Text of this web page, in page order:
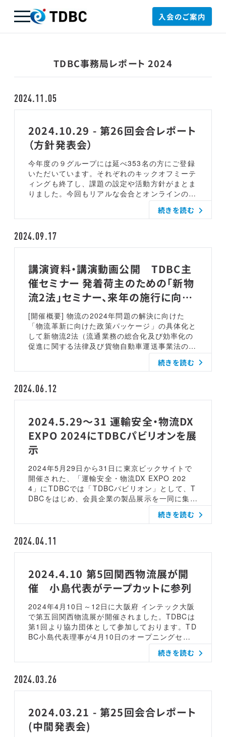
TDBC 入会のご案内
TDBC事務局レポート 2024
2024.11.05
2024.10.29 - 第26回会合レポート
（方針発表会）
今年度の９グループには延べ353名の方にご登録
いただいています。それぞれのキックオフミーテ
ィングも終了し、課題の設定や活動方針がまとま
りました。今回もリアルな会合とオンラインのハ
イブリッド開催で、『WG方針発表会』 として開
催し各グループからその内容を発表頂きました。
新しい未来への挑戦」として現在準備中です。今
政からの最新情報～改正物流二法の概要と対策」
と題して行政の動向と事業者として取り組むべき
行動についてお話をいただきました。あわせて新
規入会の会員からのご挨拶をいただきました。六
本木会場とオンライン視聴にて160名の皆様に参
加いただきました。[TDBC最新報告など] TDBC
代表 小島 薫TDBCでは、年間の活動へ会員企業
様へ感謝状を進呈しています。2023年度では2社
へ感謝状をお送りいたします。WG08 リーダー
大河原運送株式会社 大河原 裕尊 様WG05A リー
ダー AGC株式会社 田中 真史 様[改正物流二法の
日下 瑞貴 (アセンド株式会社 代表取締役社長)
[新規会員 ご挨拶 5社] ・都築電気株式会社 老川
研株式会社 新堀 聡 様・ARAV株式会社 白久レイ
エス樹 様・株式会社ロジクリエイト 武田 浩一
様[各ワーキンググループから今年の活動方針発
表] 各ワーキンググループの発表は、それぞれの
ワーキンググループのページで公開しています
[WG01 事故撲滅と実現のための管理者、乗務
員教育] 事故撲滅に向けた管理者育成、乗務員の
安全教育、行動変容を伴った、運輸安全マネジメ
ントの対応の具体的な行動プランを取りまとめ
る。和田 康宏 様 (ロジスティード株式会社)発
表資料、動画[WG02 健康経営の推進と健康課
題解決] 運輸業界における健康経営を推進し、健
康課題に対する解決策の実証実験を実施する。各
社の取組事例、成果の発信により、健康経営優良
現に貢献する。樋口 美恵子 様 (中日臨海バス株
式会社)松本 光浩 様 (株式会社ネミエル)発表資
料、動画[WG04 人材、働き方改革、荷主との
ち時間ゼロを実現するためのガイドラインのレベ
ルアップ、バース予約システムの導入や運用時の
事例公開による効果検証とチェックポイントの取
りまとめ、適切な価格交渉に必要なデータ準備な
ど、荷主とのパートナーシップを通じた持続可能
な物流への具体策を届ける。久長 正憲 様 (株式
理プラットフォーム（traevo platform）の社会
実装と活用] ＜WG05A＞ 共同輸送データベース
動態管理プラットフォームの普及と活用により荷
主企業や運輸事業者の課題解決を実現し、持続可
能な物流や公共交通の実現を目指す。本分科会
続きを読む
2024.09.17
講演資料・講演動画公開 TDBC主
催セミナー 発着荷主のための「新物
流2法」セミナー、来年の施行に向け
て求められる荷主の行動変容
[開催概要] 物流の2024年問題の解決に向けた
「物流革新に向けた政策パッケージ」の具体化と
して新物流2法（流通業務の総合化及び効率化の
促進に関する法律及び貨物自動車運送事業法の一
部を改正する法律）が5月15日に公布され、一部
を除き公布の日から1年以内に施行されることと
者、倉庫事業者等は、その対応、対策が急務とな
林水産省の3省合同会議等で議論されています。
また、「物流革新に向けた政策パッケージ」に関
連して新たな標準的運賃の告示、標準貨物自動車
運送約款の改訂、トラックGメンの強化、下請法
の見直し等も行われています。新物流2法対応の
ためには、これらの膨大な情報を把握、整理して
準備していく必要があります。本セミナーでは、
こられの政府の動きを第一線で取材されている記
者の方から、新物流2法および関連する最新情報
を解説していただきます。また、TDBCからは、
TDBCのワーキンググループ活動で得られた実践
事例や解決策例をご紹介します。（協力会社を含
む荷待ち、荷役作業時間の把握、荷待ち時間改善
事例やバース予約システム導入効果の最大化、共
タル化と適正な運賃の収受、積載率の把握とCO2
排出量の可視化等）発着荷主のための「新物流2
法」セミナー、来年の施行に向けて求められる荷
～16:50会場： オンライン ウェビナー形式参
加費： 無料 対象：発荷主企業、着荷主企業、
３PL事業者、元請け運送事業者、利用運送事業
者、倉庫事業者等15:30～15:35 ご挨拶15:35～
16:15 「新物流２法」施行に向けた課題 株式会
社物流ニッポン新聞社 記者 田中 信也 氏16:1
けて求められる荷主の行動変容その具体的な解決
策や事例のご紹介（一社）運輸デジタルビジネス
続きを読む
2024.06.12
2024.5.29～31 運輸安全・物流DX
EXPO 2024にTDBCパビリオンを展
示
2024年5月29日から31日に東京ビックサイトで
開催された、「運輸安全・物流DX EXPO 202
4」にTDBCでは「TDBCパビリオン」として、T
DBCをはじめ、会員企業の製品展示を一同に集め
た展示を行いました。TDBC発のtraevo Platfor
mと連携する製品、TDBC認定ソリューション製
会員は、本年のTDBC Forum 2024のスポンサー
局より報告がありました。展示いただいたサポー
ト会員の皆様、感謝申し上げます。TDBC代表の
小島薫が特別講演をいたしました。物流革新に向
正」で求められる荷主および物流事業者の行動変
容とその解決策定員120名のところ、満席で立ち
見の方もいらっしゃいました。当日の資料をご希
望の方は、unyu.co@wingarc.com まで「EXPO
資料希望」のタイトルでメールをお送りくださ
い。
続きを読む
2024.04.11
2024.4.10 第5回関西物流展が開
催 小島代表がテープカットに参列
2024年4月10日～12日に大阪府 インテック大阪
で第五回関西物流展が開催されました。TDBCは
第1回より協力団体として参加しております。TD
BC小島代表理事が4月10日のオープニングセレ
モニーでテープカットに参列しました。27名の
方が登壇され、前列真ん中が実行委員長の谷様で
業部長、左が国土交通省 近畿運輸局 小野交通政
出展していました。各社のブースへ訪問し撮影さ
せていただきました。物流の2024年問題の解決
のためのソリューション、技術をはじめ、倉庫業
続きを読む
2024.03.26
2024.03.21 - 第25回会合レポート
(中間発表会)